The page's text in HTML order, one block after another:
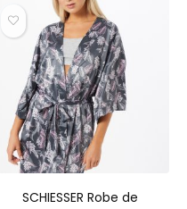
SCHIESSER Robe de